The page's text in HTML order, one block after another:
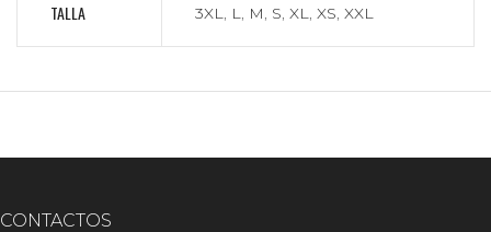
TALLA 3XL, L, M, S, XL, XS, XXL
CONTACTOS